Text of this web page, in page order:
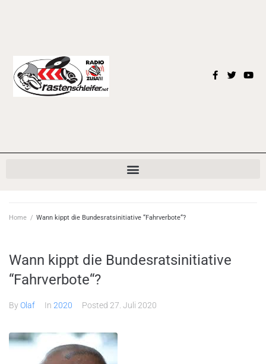
Home / Wann kippt die Bundesratsinitiative “Fahrverbote“?
Wann kippt die Bundesratsinitiative
“Fahrverbote“?
ByOlaf In 2020 Posted 27. Juli 2020